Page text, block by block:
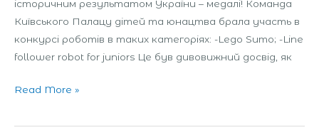
історичним результатом України – медалі! Команда
Київського Палацу дітей та юнацтва брала участь в
конкурсі роботів в таких категоріях: -Lego Sumo; -Line
follower robot for juniors Це був дивовижний досвід, як
Read More »